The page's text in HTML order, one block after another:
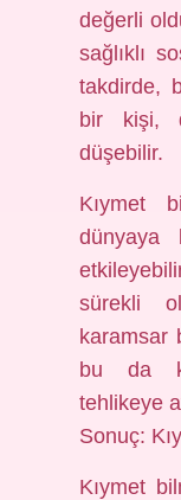
değerli
sağlıklı
takdirde,
bir kişi,
düşebilir.
Kıymet
dünyaya
sürekli
karamsar
bu da
tehlikeye
Sonuç:
Kıymet